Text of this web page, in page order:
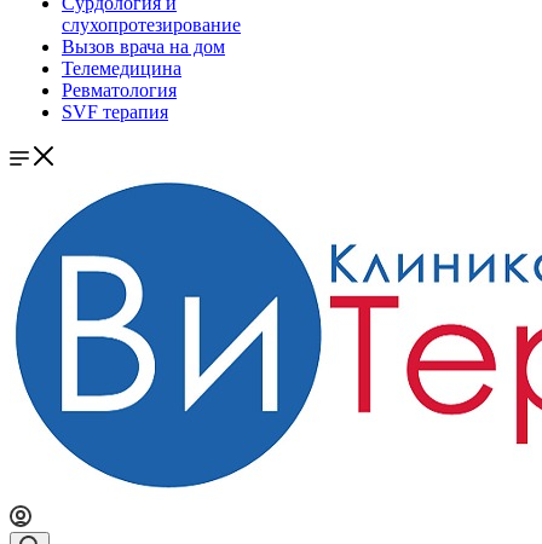
слухопротезирование
Вызов врача на дом
Телемедицина
Ревматология
SVF терапия